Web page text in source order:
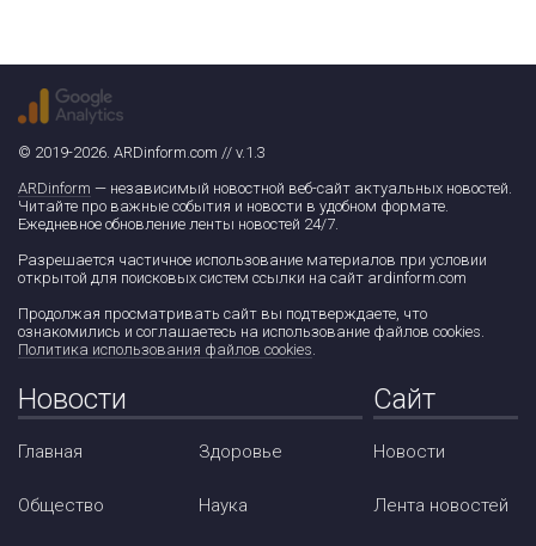
© 2019-2026. ARDinform.com // v.1.3
ARDinform — независимый новостной веб-сайт актуальных новостей.
Читайте про важные события и новости в удобном формате.
Ежедневное обновление ленты новостей 24/7.
Разрешается частичное использование материалов при условии
открытой для поисковых систем ссылки на сайт ardinform.com
Продолжая просматривать сайт вы подтверждаете, что
ознакомились и соглашаетесь на использование файлов cookies.
Политика использования файлов cookies.
Новости
Главная
Общество
Здоровье
Наука
Сайт
Новости
Лента новостей